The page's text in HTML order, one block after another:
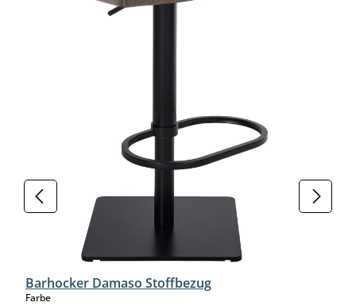
Barhocker Damaso Stoffbezug
Farbeauswählen